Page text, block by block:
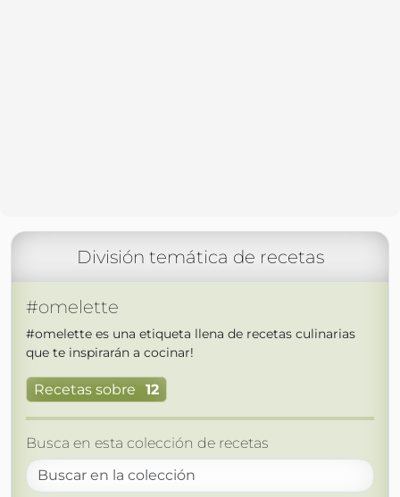
División temática de recetas
#omelette
#omelette es una etiqueta llena de recetas culinarias
que te inspirarán a cocinar!
Recetas sobre 12
Busca en esta colección de recetas